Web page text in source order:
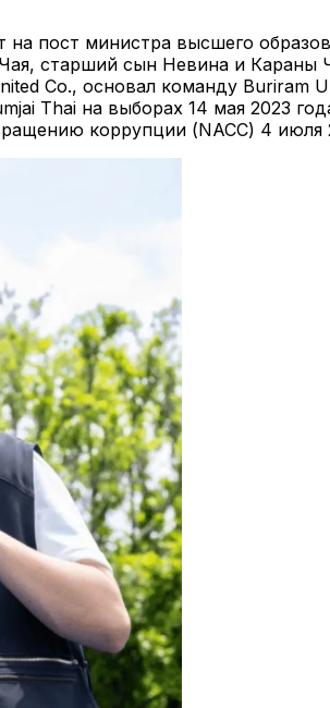
пост министра высшего
старший сын Невина и Караны
Co., основал команду Buriram
Thai на выборах 14 мая 2023
коррупции (NACC) 4 июля